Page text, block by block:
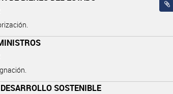
SOSTENIBLE